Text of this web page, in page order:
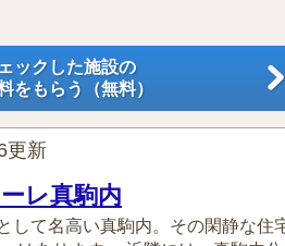
ックした施設の
をもらう（無料）
更新
レ真駒内
して名高い真駒内。その閑静な住